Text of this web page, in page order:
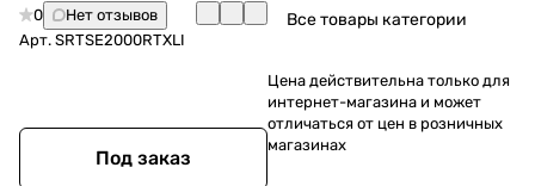
0
Нет отзывов
Арт. SRTSE2000RTXLI
Под заказ
Все товары категории
Цена действительна только для
интернет-магазина и может
отличаться от цен в розничных
магазинах